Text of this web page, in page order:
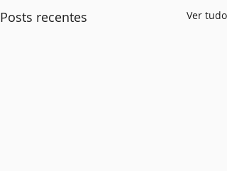
Posts recentes Ver tudo